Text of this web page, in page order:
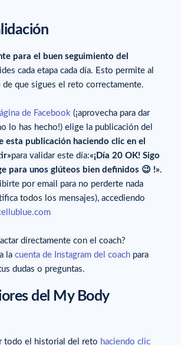
para el buen seguimiento del
cada etapa cada día. Esto permite al
de que sigues el reto correctamente.
de Facebook (¡aprovecha para dar
lo has hecho!) elige la publicación del
esta publicación haciendo clic en el
para validar este día:«¡Día 20 OK! Sigo
para unos glúteos bien definidos 😉 !».
por email para no perderte nada
todos los mensajes), accediendo
directamente con el coach?
la cuenta de Instagram del coach para
dudas o preguntas.
del My Body
todo el historial del reto haciendo clic